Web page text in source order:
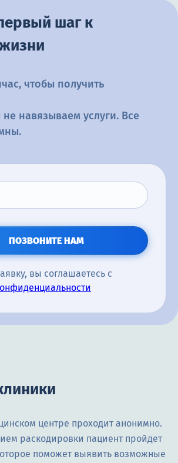
шаг к
чтобы получить
навязываем услуги. Все
ПОЗВОНИТЕ НАМ
вы соглашаетесь с
центре проходит анонимно.
раскодировки пациент пройдет
поможет выявить возможные